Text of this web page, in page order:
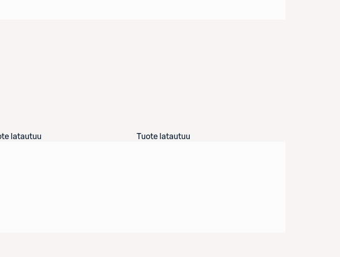
latautuu Tuote latautuu